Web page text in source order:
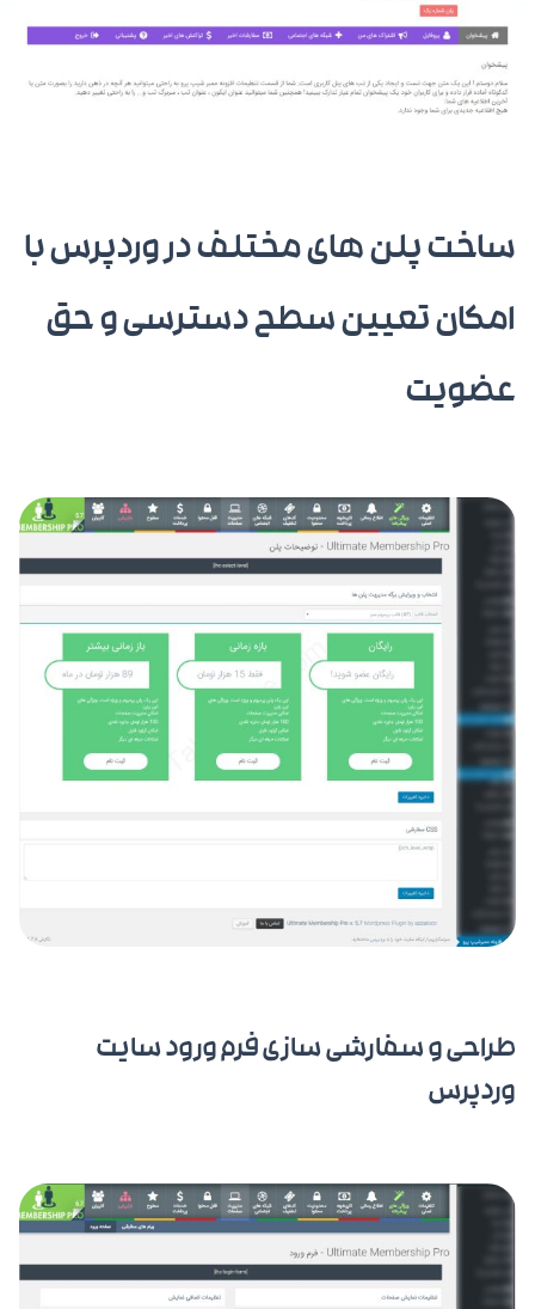
ساخت پلن های مختلف در وردپرس با
امکان تعیین سطح دسترسی و حق
عضویت
طراحی و سفارشی سازی فرم ورود سایت
وردپرس